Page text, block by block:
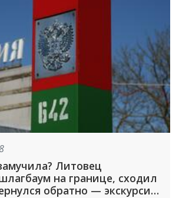
Литовец
на границе, сходил
обратно — экскурсия